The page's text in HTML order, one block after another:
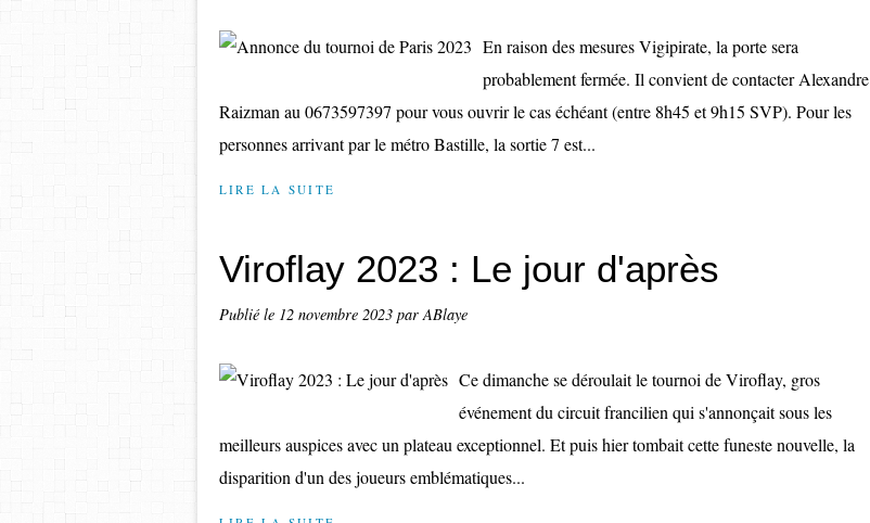
En raison des mesures Vigipirate, la porte sera
probablement fermée. Il convient de contacter Alexandre
Raizman au 0673597397 pour vous ouvrir le cas échéant (entre 8h45 et 9h15 SVP). Pour les
personnes arrivant par le métro Bastille, la sortie 7 est...
LIRE LA SUITE
Viroflay 2023 : Le jour d'après
Publié le 12 novembre 2023 par ABlaye
Ce dimanche se déroulait le tournoi de Viroflay, gros
événement du circuit francilien qui s'annonçait sous les
meilleurs auspices avec un plateau exceptionnel. Et puis hier tombait cette funeste nouvelle, la
disparition d'un des joueurs emblématiques...